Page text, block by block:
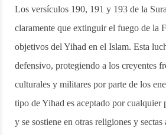
Los versículos 190, 191 y 193 de la
claramente que extinguir el fuego de la
objetivos del Yihad en el Islam. Esta
defensivo, protegiendo a los creyentes
culturales y militares por parte de los
tipo de Yihad es aceptado por cualquier
y se sostiene en otras religiones y